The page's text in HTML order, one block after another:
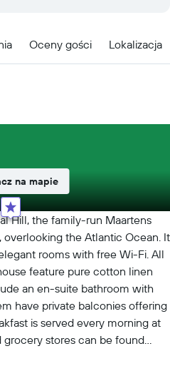
Oceny gości Lokalizacja
Hill, the family-run Maartens
overlooking the Atlantic Ocean. It
rooms with free Wi-Fi. All
feature pure cotton linen
an en-suite bathroom with
have private balconies offering
is served every morning at
grocery stores can be found
na mapie